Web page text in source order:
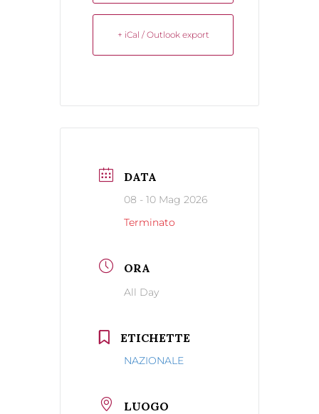
+ iCal / Outlook export
DATA
08 - 10 Mag 2026
Terminato
ORA
All Day
ETICHETTE
NAZIONALE
LUOGO